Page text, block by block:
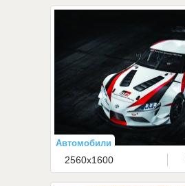
Автомобили
2560x1600